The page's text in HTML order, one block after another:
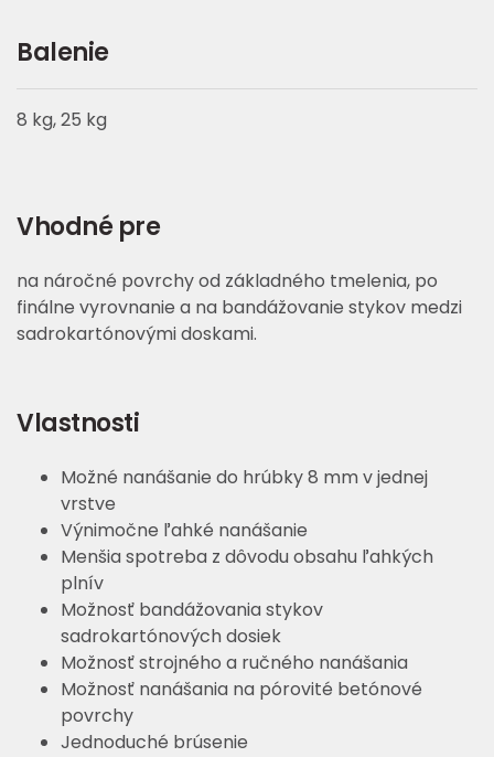
Balenie
8 kg, 25 kg
Vhodné pre
na náročné povrchy od základného tmelenia, po
finálne vyrovnanie a na bandážovanie stykov medzi
sadrokartónovými doskami.
Vlastnosti
Možné nanášanie do hrúbky 8 mm v jednej
vrstve
Výnimočne ľahké nanášanie
Menšia spotreba z dôvodu obsahu ľahkých
plnív
Možnosť bandážovania stykov
sadrokartónových dosiek
Možnosť strojného a ručného nanášania
Možnosť nanášania na pórovité betónové
povrchy
Jednoduché brúsenie